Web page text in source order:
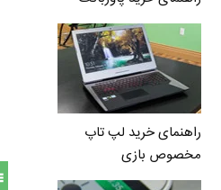
راهنمای خرید لپ تاپ
مخصوص بازی